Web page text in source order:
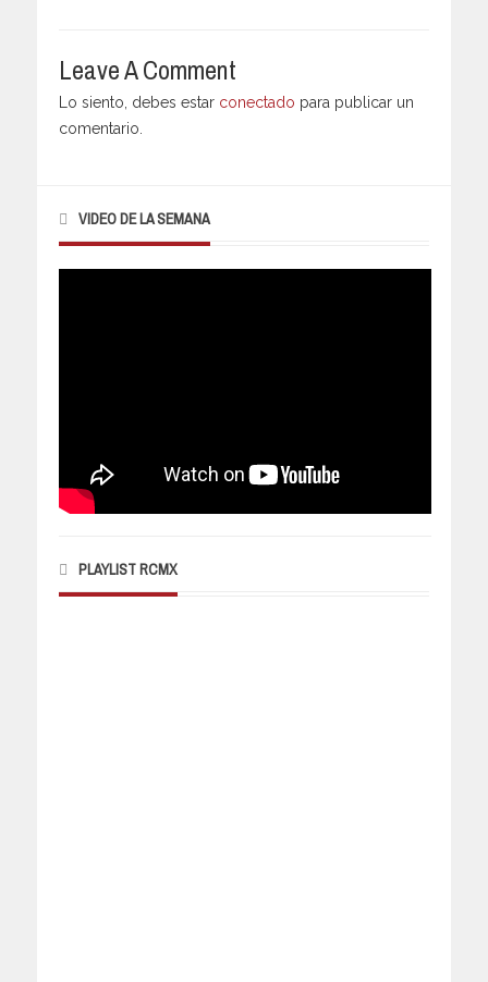
Leave A Comment
Lo siento, debes estar conectado para publicar un
comentario.
VIDEO DE LA SEMANA
PLAYLIST RCMX